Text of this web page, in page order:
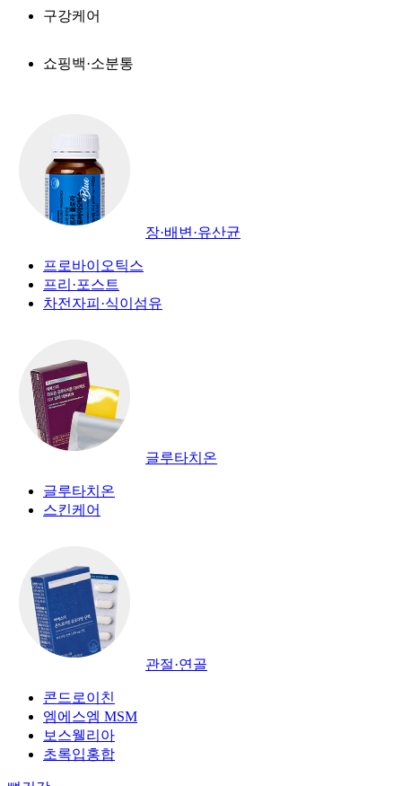
구강케어
쇼핑백·소분통
장·배변·유산균
프로바이오틱스
프리·포스트
차전자피·식이섬유
글루타치온
글루타치온
스킨케어
관절·연골
콘드로이친
엠에스엠 MSM
보스웰리아
초록입홍합